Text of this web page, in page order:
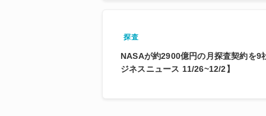
探査
NASAが約2900億円の月探査契約を9
ジネスニュース 11/26~12/2】